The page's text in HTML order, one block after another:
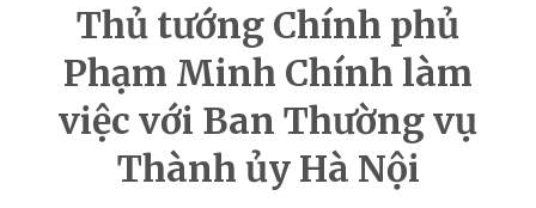
Thủ tướng Chính phủ
Phạm Minh Chính làm
việc với Ban Thường vụ
Thành ủy Hà Nội